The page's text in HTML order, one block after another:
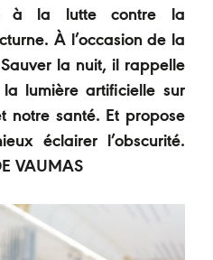
à la lutte contre la
À l’occasion de la
la nuit, il rappelle
lumière artificielle sur
notre santé. Et propose
éclairer l’obscurité.
VAUMAS